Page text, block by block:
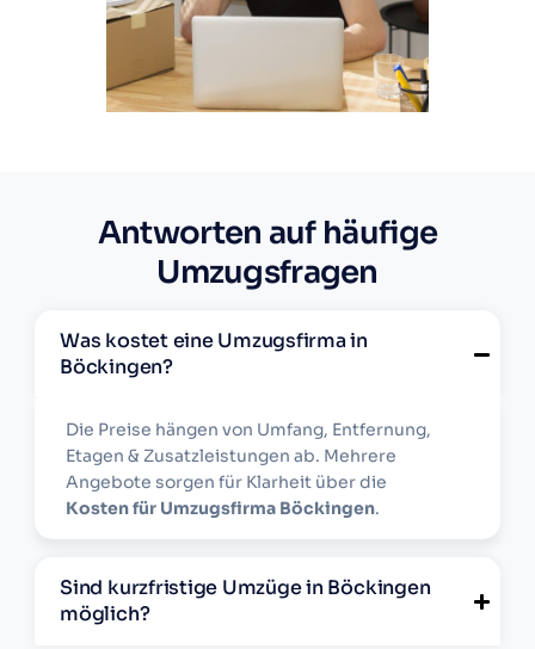
Antworten auf häufige
Umzugsfragen
Was kostet eine Umzugsfirma in
Böckingen?
Die Preise hängen von Umfang, Entfernung,
Etagen & Zusatzleistungen ab. Mehrere
Angebote sorgen für Klarheit über die
Kosten für Umzugsfirma Böckingen.
Sind kurzfristige Umzüge in Böckingen
möglich?